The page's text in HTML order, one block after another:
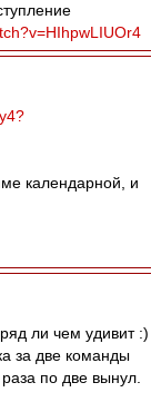
календарной, и
ли чем удивит :)
за две команды
по две вынул.